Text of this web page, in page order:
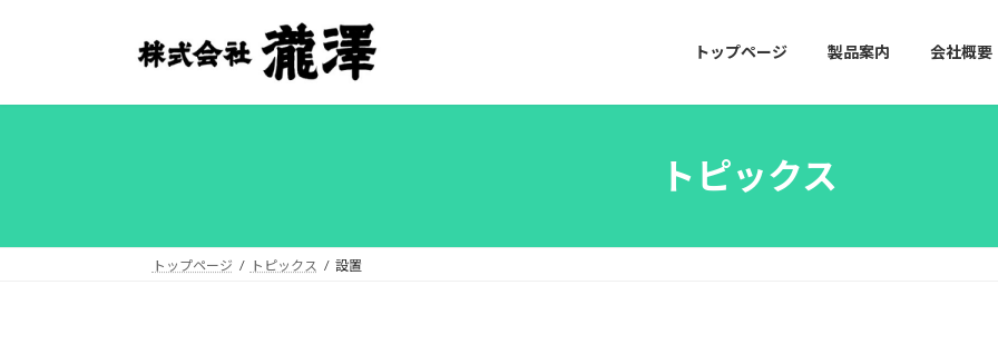
プ
動
トップページ 製品案内 会社概要
トピックス
トップページ トピックス 設置